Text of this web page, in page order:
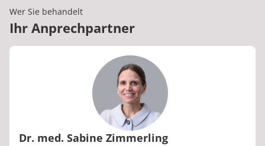
Wer Sie behandelt
Ihr Anprechpartner
Dr. med. Sabine Zimmerling